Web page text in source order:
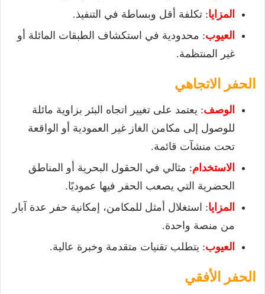
المزايا: تكلفة أقل وبساطة في التنفيذ.
العيوب: محدودية في استكشاف الطبقات المائلة أو
غير المنتظمة.
الحفر الاتجاهي
الوصف: يعتمد على تغيير اتجاه البئر بزاوية مائلة
للوصول إلى مكامن الغاز غير العمودية أو الواقعة
تحت منشآت قائمة.
الاستخدام: مثالي في الحقول البحرية أو المناطق
الحضرية التي يصعب الحفر فيها عموديًا.
المزايا: استغلال أمثل للمكامن، إمكانية حفر عدة آبار
من منصة واحدة.
العيوب: يتطلب تقنيات متقدمة وخبرة عالية.
الحفر الأفقي